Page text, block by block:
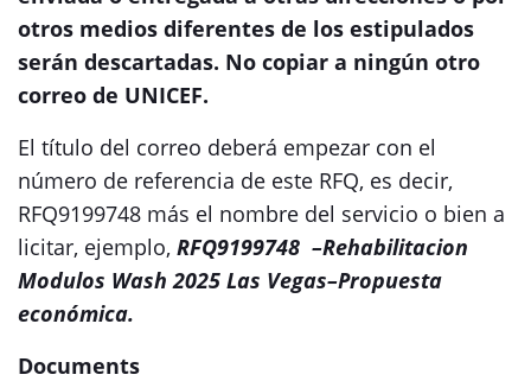
otros medios diferentes de los estipulados
serán descartadas. No copiar a ningún otro
correo de UNICEF.
El título del correo deberá empezar con el
número de referencia de este RFQ, es decir,
RFQ9199748 más el nombre del servicio o bien a
licitar, ejemplo, RFQ9199748 –Rehabilitacion
Modulos Wash 2025 Las Vegas–Propuesta
económica.
Documents